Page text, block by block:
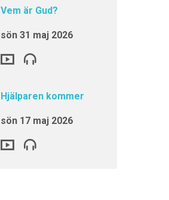
Vem är Gud?
sön 31 maj 2026
Hjälparen kommer
sön 17 maj 2026